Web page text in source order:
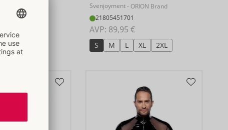
Svenjoyment- ORION Brand
21805451701
AVP: 89,95 €
S M L XL 2XL